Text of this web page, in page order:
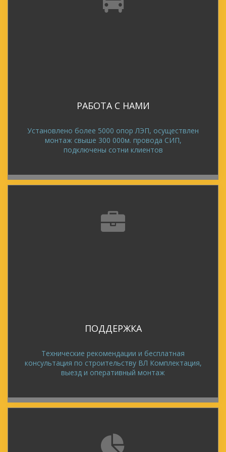
РАБОТА С НАМИ
Установлено более 5000 опор ЛЭП, осуществлен
монтаж свыше 300 000м. провода СИП,
подключены сотни клиентов
ПОДДЕРЖКА
Технические рекомендации и бесплатная
консультация по строительству ВЛ Комплектация,
выезд и оперативный монтаж